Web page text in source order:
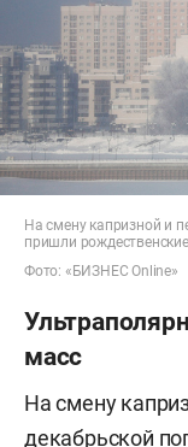
На смену капризной и
пришли
Фото: «БИЗНЕС Online»
масс
На смену
декабрьской